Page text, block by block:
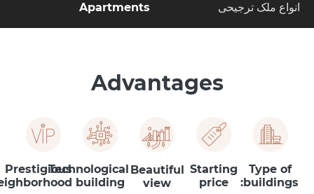
انواع ملک ترجیحی
Apartments
Advantages
Type of
buildings:
Starting
price
Beautiful
view
Technological
building
Prestigious